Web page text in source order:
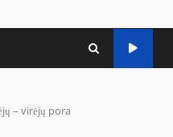
– virėjų pora